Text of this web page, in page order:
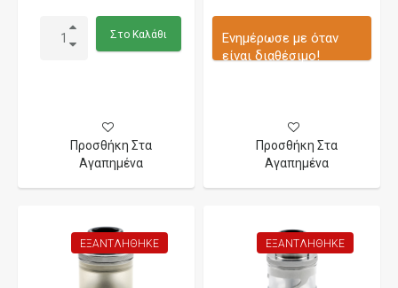
Στο Καλάθι
Προσθήκη Στα
Αγαπημένα
Ενημέρωσε με όταν
είναι διαθέσιμο!
Προσθήκη Στα
Αγαπημένα
ΕΞΑΝΤΛΉΘΗΚΕ ΕΞΑΝΤΛΉΘΗΚΕ